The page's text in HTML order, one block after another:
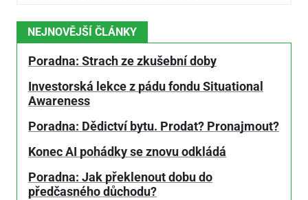
NEJNOVĚJŠÍ ČLÁNKY
Poradna: Strach ze zkušební doby
Investorská lekce z pádu fondu Situational
Awareness
Poradna: Dědictví bytu. Prodat? Pronajmout?
Konec AI pohádky se znovu odkládá
Poradna: Jak překlenout dobu do
předčasného důchodu?